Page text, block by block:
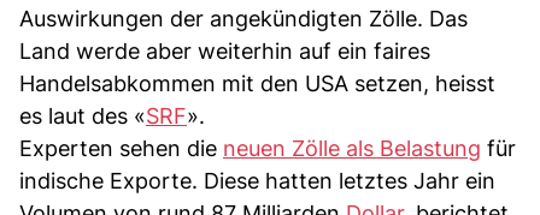
Auswirkungen der angekündigten Zölle. Das
Land werde aber weiterhin auf ein faires
Handelsabkommen mit den USA setzen, heisst
es laut des «SRF».
Experten sehen die neuen Zölle als Belastung für
indische Exporte. Diese hatten letztes Jahr ein